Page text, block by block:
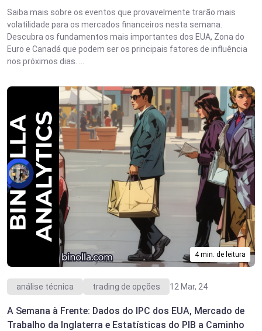
Saiba mais sobre os eventos que provavelmente trarão mais
volatilidade para os mercados financeiros nesta semana.
Descubra os fundamentos mais importantes dos EUA, Zona do
Euro e Canadá que podem ser os principais fatores de influência
nos próximos dias. ...
4 min. de leitura
análise técnica trading de opções 12 Mar, 24
A Semana à Frente: Dados do IPC dos EUA, Mercado de
Trabalho da Inglaterra e Estatísticas do PIB a Caminho